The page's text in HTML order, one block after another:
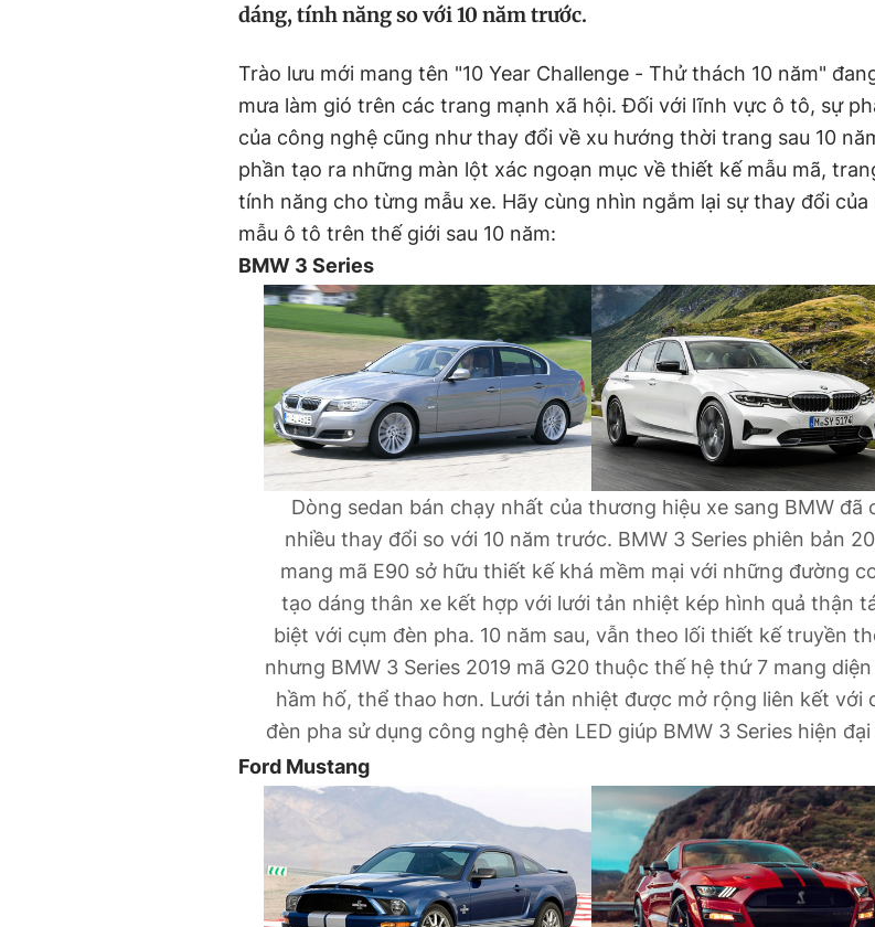
dáng, tính năng so với 10 năm trước.
Trào lưu mới mang tên "10 Year Challenge - Thử thách 10 năm"
mưa làm gió trên các trang mạnh xã hội. Đối với lĩnh vực ô tô, sự
của công nghệ cũng như thay đổi về xu hướng thời trang sau 10
phần tạo ra những màn lột xác ngoạn mục về thiết kế mẫu mã,
tính năng cho từng mẫu xe. Hãy cùng nhìn ngắm lại sự thay đổi của
mẫu ô tô trên thế giới sau 10 năm:
BMW 3 Series
Dòng sedan bán chạy nhất của thương hiệu xe sang BMW đã
nhiều thay đổi so với 10 năm trước. BMW 3 Series phiên bản
mang mã E90 sở hữu thiết kế khá mềm mại với những đường
tạo dáng thân xe kết hợp với lưới tản nhiệt kép hình quả thận
biệt với cụm đèn pha. 10 năm sau, vẫn theo lối thiết kế truyền
nhưng BMW 3 Series 2019 mã G20 thuộc thế hệ thứ 7 mang
hầm hố, thể thao hơn. Lưới tản nhiệt được mở rộng liên kết với
đèn pha sử dụng công nghệ đèn LED giúp BMW 3 Series hiện
Ford Mustang